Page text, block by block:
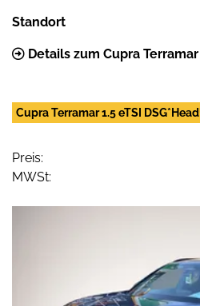
Standort
Details zum Cupra
Cupra Terramar 1.5 eTSI
Preis:
MWSt: